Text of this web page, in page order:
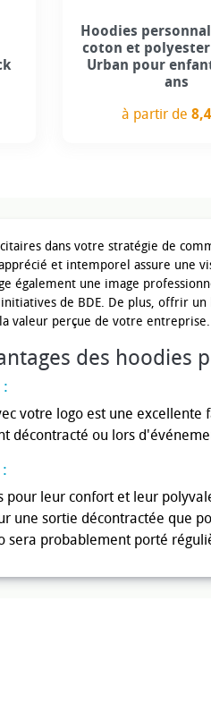
dans votre stratégie de
et intemporel assure une
également une image
de BDE. De plus, offrir
valeur perçue de votre entreprise.
des hoodies
votre logo est une
décontracté ou lors
pour leur confort et leur
une sortie décontractée que
sera probablement porté
Hoodies
coton et polyester
Urban pour
ans
à partir de